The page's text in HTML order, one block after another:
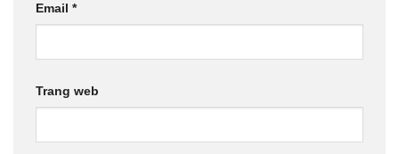
Email *
Trang web